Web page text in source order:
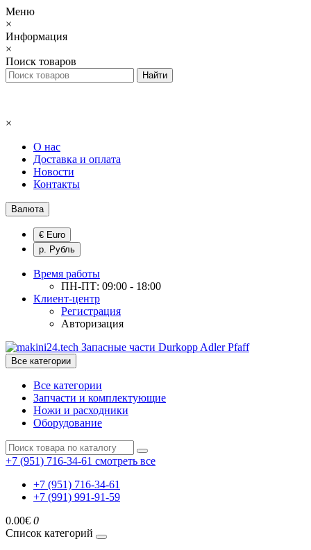
Меню
×
Информация
×
Поиск товаров
×
О нас
Доставка и оплата
Новости
Контакты
Валюта
€ Euro
р. Рубль
Время работы
ПН-ПТ: 09:00 - 18:00
Клиент-центр
Регистрация
Авторизация
Все категории
Все категории
Запчасти и комплектующие
Ножи и расходники
Оборудование
+7 (951) 716-34-61 смотреть все
+7 (951) 716-34-61
+7 (991) 991-91-59
0.00€ 0
Список категорий